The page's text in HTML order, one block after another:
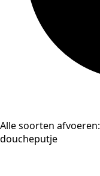
Alle soorten
doucheputje